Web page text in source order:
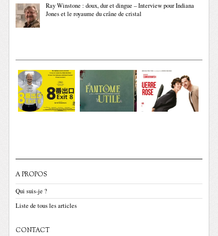
Ray Winstone : doux, dur et dingue – Interview pour Indiana
Jones et le royaume du crâne de cristal
A PROPOS
Qui suis-je ?
Liste de tous les articles
CONTACT